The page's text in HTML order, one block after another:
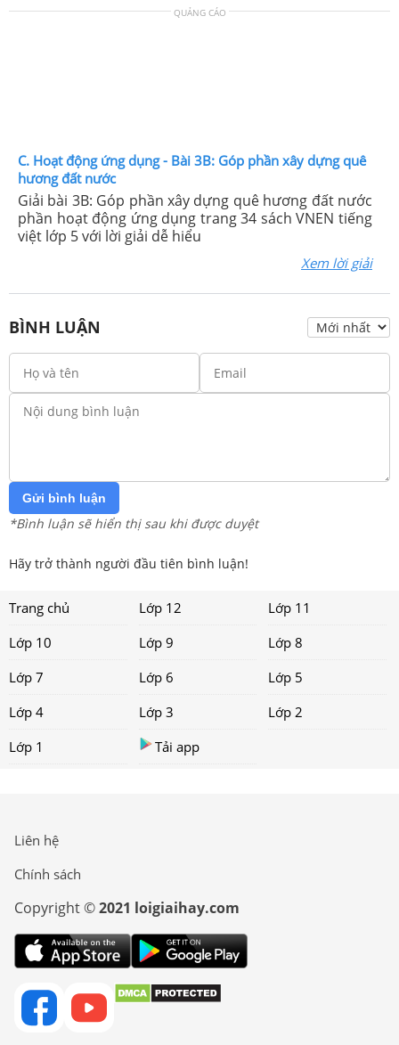
QUẢNG CÁO
C. Hoạt động ứng dụng - Bài 3B: Góp phần xây dựng quê
hương đất nước
Giải bài 3B: Góp phần xây dựng quê hương đất nước
phần hoạt động ứng dụng trang 34 sách VNEN tiếng
việt lớp 5 với lời giải dễ hiểu
Xem lời giải
BÌNH LUẬN
Gửi bình luận
*Bình luận sẽ hiển thị sau khi được duyệt
Hãy trở thành người đầu tiên bình luận!
Trang chủ Lớp 12
Lớp 11
Lớp 10
Lớp 9
Lớp 8
Lớp 7
Lớp 6
Lớp 5
Lớp 4
Lớp 3
Lớp 2
Lớp 1
Tải app
Liên hệ
Chính sách
Copyright ©2021 loigiaihay.com